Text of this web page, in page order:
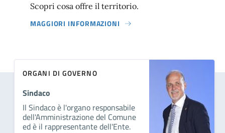
Scopri cosa offre il territorio.
MAGGIORI INFORMAZIONI
ORGANI DI GOVERNO
Sindaco
Il Sindaco è l'organo responsabile
dell'Amministrazione del Comune
ed è il rappresentante dell'Ente.